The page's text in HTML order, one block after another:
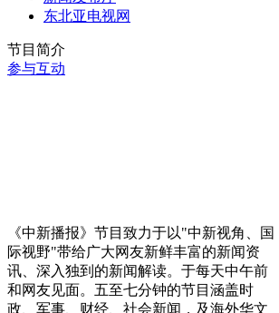
东北亚电视网
节目简介
参与互动
《中新播报》节目致力于以"中新视角、国
际视野"带给广大网友新鲜丰富的新闻资
讯、深入独到的新闻解读。于每天中午前
和网友见面。五至七分钟的节目涵盖时
政、军事、财经、社会新闻，及海外华文